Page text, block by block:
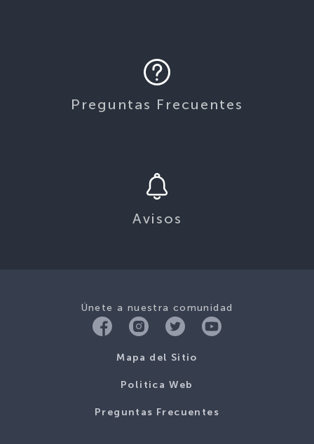
Preguntas Frecuentes
Avisos
Únete a nuestra comunidad
Mapa del Sitio
Politica Web
Preguntas Frecuentes